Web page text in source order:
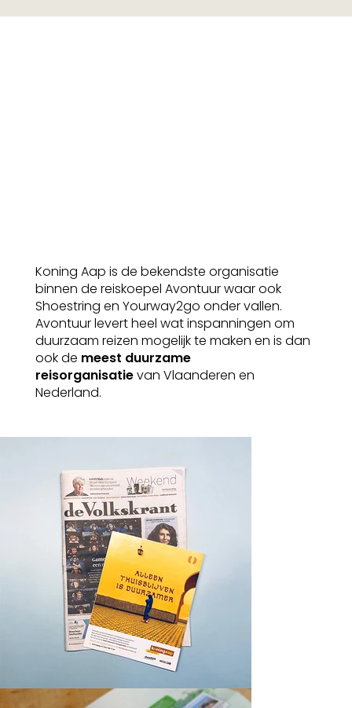
Koning Aap is de bekendste organisatie
binnen de reiskoepel Avontuur waar ook
Shoestring en Yourway2go onder vallen.
Avontuur levert heel wat inspanningen om
duurzaam reizen mogelijk te maken en is dan
ook de meest duurzame
reisorganisatievan Vlaanderen en
Nederland.